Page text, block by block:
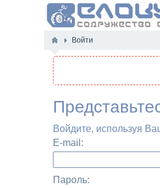
Войти
Войдите, используя
E-mail:
Пароль: